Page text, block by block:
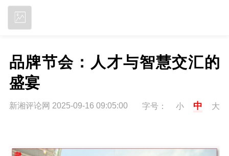
品牌节会：人才与智慧交汇的
盛宴
新湘评论网 2025-09-16 09:05:00 字号： 小 中 大